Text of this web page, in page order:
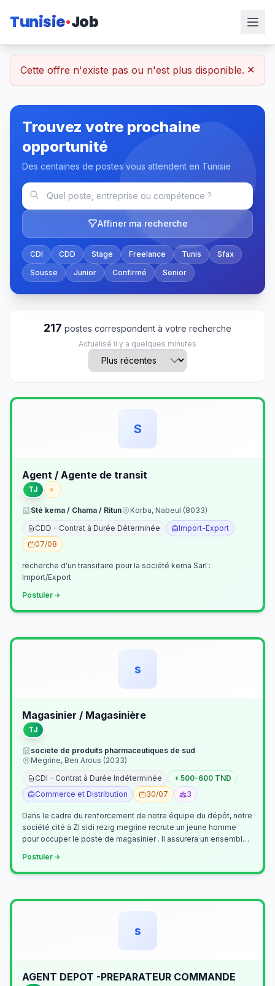
Tunisie Job
Cette offre n'existe pas ou n'est plus disponible. ×
Trouvez votre prochaine
opportunité
Des centaines de postes vous attendent en Tunisie
Affiner ma recherche
CDI CDD Stage Freelance Tunis
Sfax
Sousse
Junior Confirmé Senior
217 postes correspondent à votre recherche
Actualisé il y a quelques minutes
S
Agent / Agente de transit
TJ
Sté kema / Chama / Ritun
Korba, Nabeul (8033)
CDD - Contrat à Durée Déterminée
Import-Export
07/08
recherche d'un transitaire pour la société kema Sarl :
Import/Export
Postuler
s
Magasinier / Magasinière
TJ
societe de produits pharmaceutiques de sud
Megrine, Ben Arous (2033)
CDI - Contrat à Durée Indéterminée
500-600 TND
Commerce et Distribution
30/07 3
Dans le cadre du renforcement de notre équipe du dépôt, notre
société cité à ZI sidi rezig megrine recrute un jeune homme
pour occuper le poste de magasinier . Il assurera un ensemble
Postuler
s
AGENT DEPOT -PREPARATEUR COMMANDE